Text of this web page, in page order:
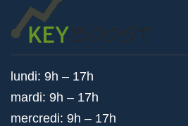
lundi: 9h – 17h
mardi: 9h – 17h
mercredi: 9h – 17h